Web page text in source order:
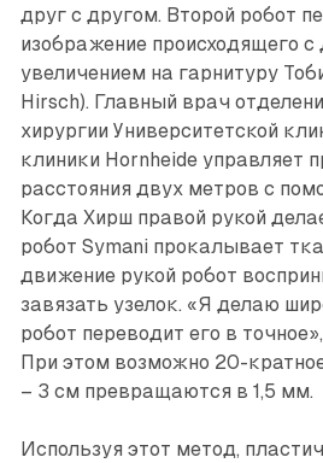
друг с другом. Второй робот
изображение происходящего
увеличением на гарнитуру
Hirsch). Главный врач
хирургии Университетской
клиники Hornheide управляет
расстояния двух метров с
Когда Хирш правой рукой
робот Symani прокалывает
движение рукой робот
завязать узелок. «Я делаю
робот переводит его в
При этом возможно 20-
– 3 см превращаются в 1,5 мм.
Используя этот метод,